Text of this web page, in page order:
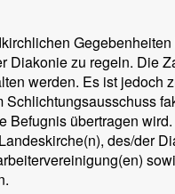
Gegebenheiten
Diakonie zu regeln. Die
werden. Es ist jedoch
Schlichtungsausschuss
Befugnis übertragen
des/der